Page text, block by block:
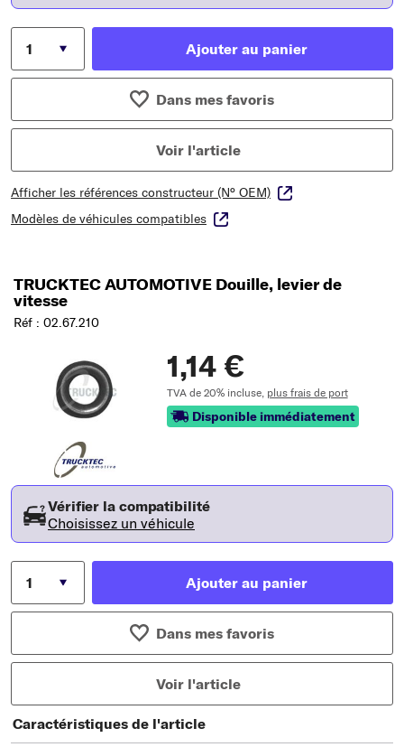
Ajouter au panier
Dans mes favoris
Voir l'article
Afficher les références constructeur (N° OEM)
Modèles de véhicules compatibles
TRUCKTEC AUTOMOTIVE Douille, levier de
vitesse
Réf : 02.67.210
1,14 €
TVA de 20% incluse, plus frais de port
Disponible immédiatement
Vérifier la compatibilité
Choisissez un véhicule
Ajouter au panier
Dans mes favoris
Voir l'article
Caractéristiques de l'article